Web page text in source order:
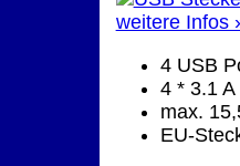
weitere Infos
4 USB
4 * 3.1 A
max.
EU-